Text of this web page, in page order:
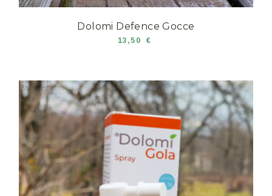
Dolomi Defence Gocce
13,50 €